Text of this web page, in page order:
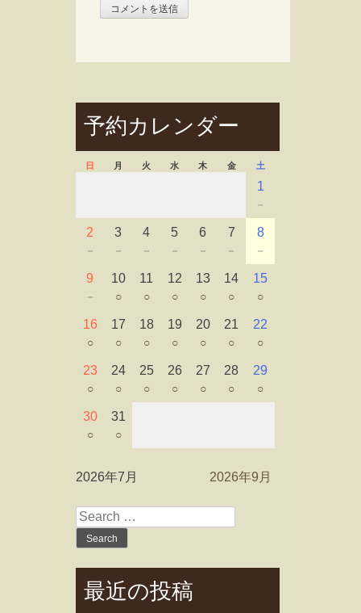
予約カレンダー
日 月 火 水 木 金 土
1
－
2
－
3
－
4
－
5
－
6
－
7
－
8
－
9
－
10
○
11
○
12
○
13
○
14
○
15
○
16
○
17
○
18
○
19
○
20
○
21
○
22
○
23
○
24
○
25
○
26
○
27
○
28
○
29
○
30
○
31
○
2026年7月 2026年9月
Search
for:
最近の投稿